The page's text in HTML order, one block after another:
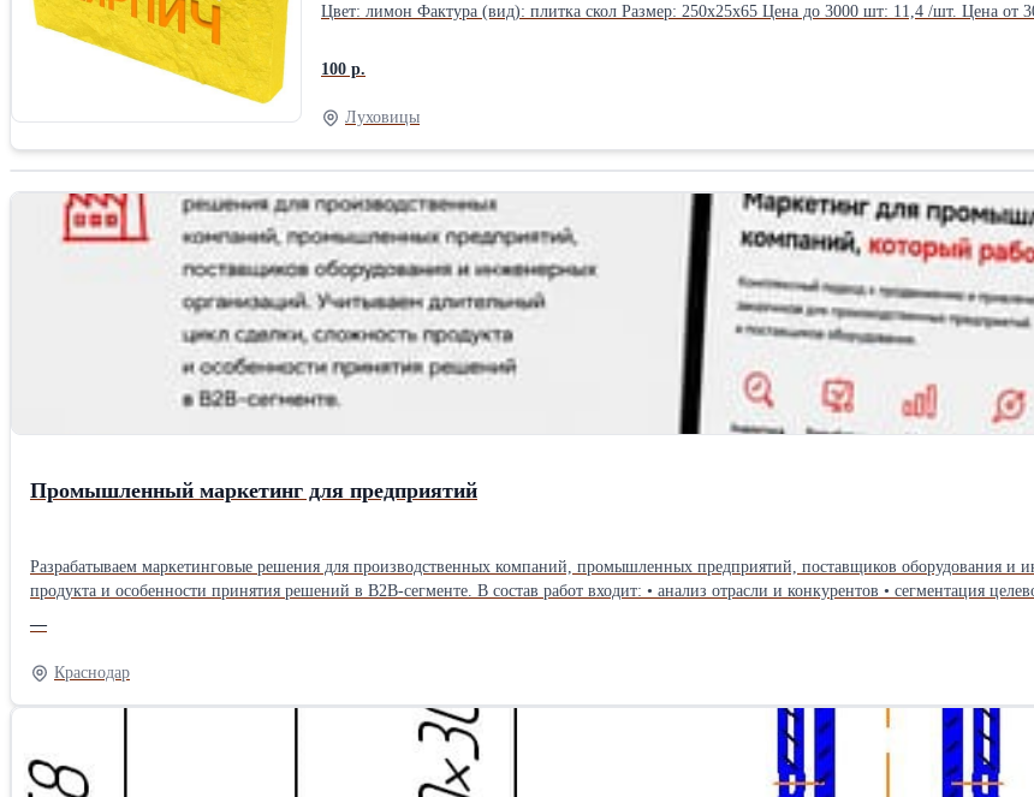
Цвет: лимон Фактура (вид): плитка скол Размер: 250х25х65 Цена до 3000 шт: 11,4 /шт. Цена от
100 р.
Луховицы
Промышленный маркетинг для предприятий
Разрабатываем маркетинговые решения для производственных компаний, промышленных предприятий, поставщиков оборудования
продукта и особенности принятия решений в B2B-сегменте. В состав работ входит: • анализ отрасли и конкурентов • сегментация целевой аудитории • разработка сайта и презентационных материалов •
Подробнее: промышленный-маркетинг-услуги.рф
—
Краснодар